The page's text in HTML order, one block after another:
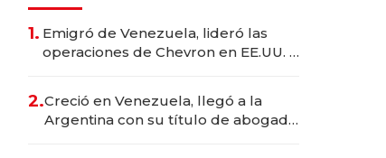
1. Emigró de Venezuela, lideró las
operaciones de Chevron en EE.UU. y
2.Creció en Venezuela, llegó a la
Argentina con su título de abogado